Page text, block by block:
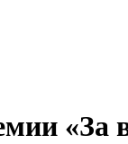
«За